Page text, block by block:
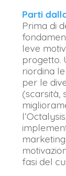
Parti
Prima di
leve
progetto.
riordina
per le
(scarsità,
fasi del